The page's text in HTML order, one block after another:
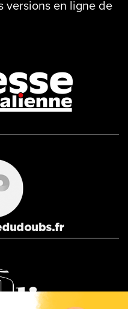
versions en ligne de